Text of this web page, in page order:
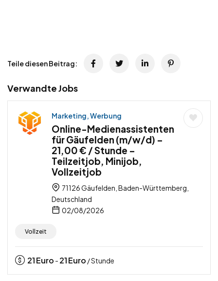
Teile diesen Beitrag:
Verwandte Jobs
Marketing, Werbung
Online-Medienassistenten
für Gäufelden (m/w/d) –
21,00 € / Stunde –
Teilzeitjob, Minijob,
Vollzeitjob
71126 Gäufelden, Baden-Württemberg,
Deutschland
02/08/2026
Vollzeit
21Euro - 21Euro / Stunde